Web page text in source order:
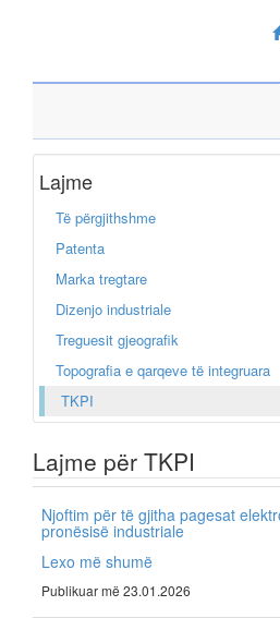
Lajme
Të përgjithshme
Patenta
Marka tregtare
Dizenjo industriale
Treguesit gjeografik
Topografia e qarqeve të integruara
TKPI
Lajme për TKPI
Njoftim për të gjitha pagesat
pronësisë industriale
Lexo më shumë
Publikuar më 23.01.2026